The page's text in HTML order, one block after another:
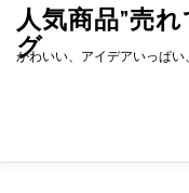
キ
人気商品”売
グ
かわいい、アイデアいっぱ